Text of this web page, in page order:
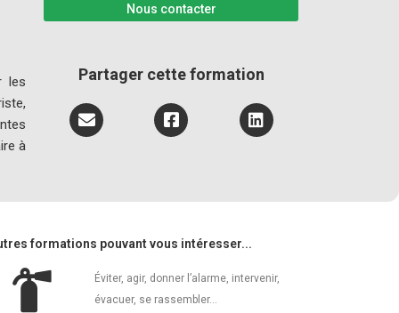
les
à
Nous contacter
Partager cette formation
formations pouvant vous intéresser...
Éviter, agir, donner l’alarme, intervenir,
évacuer, se rassembler…